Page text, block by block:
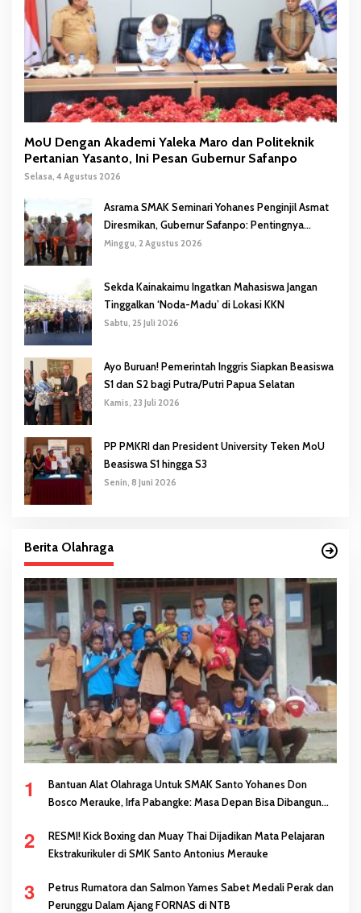
MoU Dengan Akademi Yaleka Maro dan Politeknik
Pertanian Yasanto, Ini Pesan Gubernur Safanpo
Selasa, 4 Agustus 2026
Asrama SMAK Seminari Yohanes Penginjil Asmat
Diresmikan, Gubernur Safanpo: Pentingnya
Pendidikan Karakter
Minggu, 2 Agustus 2026
Sekda Kainakaimu Ingatkan Mahasiswa Jangan
Tinggalkan ‘Noda-Madu’ di Lokasi KKN
Sabtu, 25 Juli 2026
Ayo Buruan! Pemerintah Inggris Siapkan Beasiswa
S1 dan S2 bagi Putra/Putri Papua Selatan
Kamis, 23 Juli 2026
PP PMKRI dan President University Teken MoU
Beasiswa S1 hingga S3
Senin, 8 Juni 2026
Berita Olahraga
1
Bantuan Alat Olahraga Untuk SMAK Santo Yohanes Don
Bosco Merauke, Irfa Pabangke: Masa Depan Bisa Dibangun
2
RESMI! Kick Boxing dan Muay Thai Dijadikan Mata Pelajaran
Ekstrakurikuler di SMK Santo Antonius Merauke
3
Petrus Rumatora dan Salmon Yames Sabet Medali Perak dan
Perunggu Dalam Ajang FORNAS di NTB